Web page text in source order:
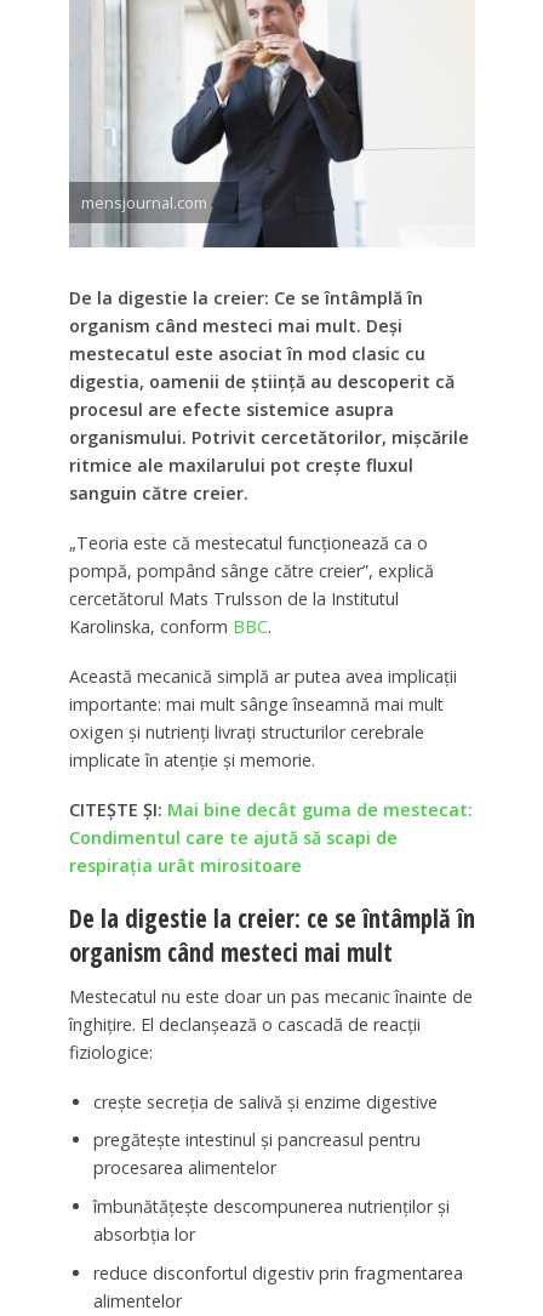
mensjournal.com
De la digestie la creier: Ce se întâmplă în
organism când mesteci mai mult. Deși
mestecatul este asociat în mod clasic cu
digestia, oamenii de știință au descoperit că
procesul are efecte sistemice asupra
organismului. Potrivit cercetătorilor, mișcările
ritmice ale maxilarului pot crește fluxul
sanguin către creier.
„Teoria este că mestecatul funcționează ca o
pompă, pompând sânge către creier”, explică
cercetătorul Mats Trulsson de la Institutul
Karolinska, conform BBC.
Această mecanică simplă ar putea avea implicații
importante: mai mult sânge înseamnă mai mult
oxigen și nutrienți livrați structurilor cerebrale
implicate în atenție și memorie.
CITEȘTE ȘI: Mai bine decât guma de mestecat:
Condimentul care te ajută să scapi de
respirația urât mirositoare
De la digestie la creier: ce se întâmplă în
organism când mesteci mai mult
Mestecatul nu este doar un pas mecanic înainte de
înghițire. El declanșează o cascadă de reacții
fiziologice:
crește secreția de salivă și enzime digestive
pregătește intestinul și pancreasul pentru
procesarea alimentelor
îmbunătățește descompunerea nutrienților și
absorbția lor
reduce disconfortul digestiv prin fragmentarea
alimentelor